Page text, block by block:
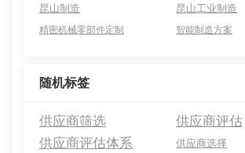
昆山制造 昆山工业制造
精密机械零部件定制 智能制造方案
随机标签
供应商筛选
供应商评估
供应商评估体系
供应商选择